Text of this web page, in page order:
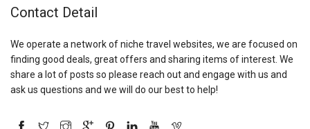
Contact Detail
We operate a network of niche travel websites, we are focused on
finding good deals, great offers and sharing items of interest. We
share a lot of posts so please reach out and engage with us and
ask us questions and we will do our best to help!